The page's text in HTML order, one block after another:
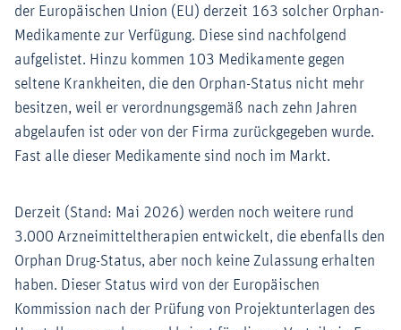
der Europäischen Union (EU) derzeit 163 solcher Orphan-
Medikamente zur Verfügung. Diese sind nachfolgend
aufgelistet. Hinzu kommen 103 Medikamente gegen
seltene Krankheiten, die den Orphan-Status nicht mehr
besitzen, weil er verordnungsgemäß nach zehn Jahren
abgelaufen ist oder von der Firma zurückgegeben wurde.
Fast alle dieser Medikamente sind noch im Markt.
Derzeit (Stand: Mai 2026) werden noch weitere rund
3.000 Arzneimitteltherapien entwickelt, die ebenfalls den
Orphan Drug-Status, aber noch keine Zulassung erhalten
haben. Dieser Status wird von der Europäischen
Kommission nach der Prüfung von Projektunterlagen des